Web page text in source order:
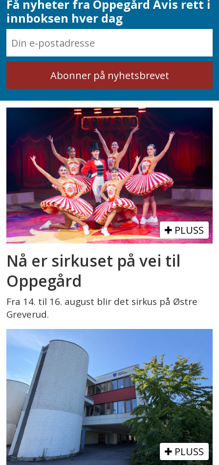
Få nyheter fra Oppegård Avis rett i
innboksen hver dag
PLUSS
Nå er sirkuset på vei til
Oppegård
Fra 14. til 16. august blir det sirkus på Østre
Greverud.
PLUSS